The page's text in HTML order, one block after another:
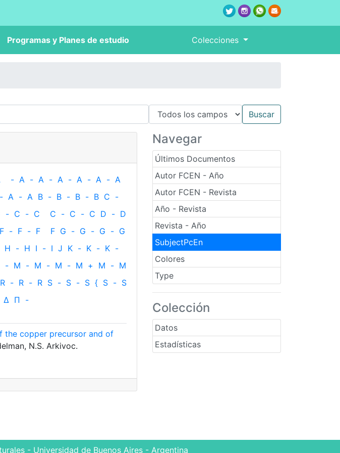
Programas y Planes de estudio Colecciones
Navegar
Últimos Documentos
Autor FCEN - Año
Autor FCEN - Revista
Año - Revista
Revista - Año
SubjectPcEn
Colores
Type
Colección
Datos
Estadísticas
- A - A - A - A - A - A
- A - A B - B - B - B C -
- C - C C - C - C D - D
F - F - F F G - G - G - G
H - H I - I J K - K - K -
- M - M - M - M + M - M
R - R - R S - S - S { S - S
Δ Π -
the copper precursor and of
N.S. Arkivoc.
- Universidad de Buenos Aires - Argentina